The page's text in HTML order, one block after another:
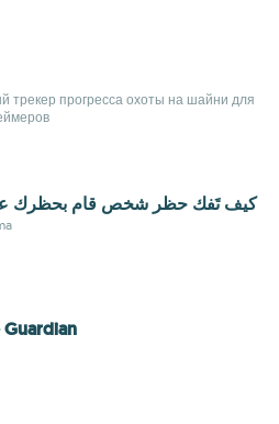
трекер прогресса охоты на шайни для
كيف تَفك حظر شخص قام بحظرك